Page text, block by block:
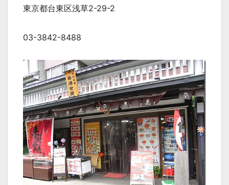
東京都台東区浅草2-29-2
03-3842-8488